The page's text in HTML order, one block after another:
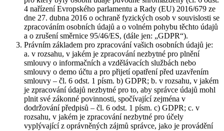
4 nařízení Evropského parlamentu a Rady (EU) 2016/679 ze
dne 27. dubna 2016 o ochraně fyzických osob v souvislosti se
zpracováním osobních údajů a o volném pohybu těchto údajů
a o zrušení směrnice 95/46/ES, (dále jen: „GDPR“).
Právním základem pro zpracování vašich osobních údajů je:
a. v rozsahu, v jakém je zpracování nezbytné pro plnění
smlouvy o informačních a vzdělávacích službách nebo
smlouvy o demo účtu a pro přijetí opatření před uzavřením
smlouvy – čl. 6 odst. 1 písm. b) GDPR; b. v rozsahu, v jakém
je zpracování údajů nezbytné pro to, aby správce údajů mohl
plnit své zákonné povinnosti, spočívající zejména v
dodržování předpisů – čl. 6 odst. 1 písm. c) GDPR; c. v
rozsahu, v jakém je zpracování nezbytné pro účely
vyplývající z oprávněných zájmů správce, jako je provádění